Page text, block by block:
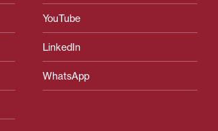
YouTube
LinkedIn
WhatsApp